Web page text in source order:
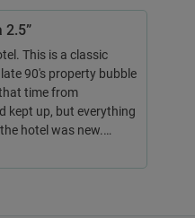
2.5”
This is a classic
90's property bubble
time from
kept up, but everything
hotel was new.…